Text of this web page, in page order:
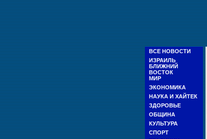
ВСЕ НОВОСТИ
ИЗРАИЛЬ
БЛИЖНИЙ
ВОСТОК
МИР
ЭКОНОМИКА
НАУКА И ХАЙТЕК
ЗДОРОВЬЕ
ОБЩИНА
КУЛЬТУРА
СПОРТ